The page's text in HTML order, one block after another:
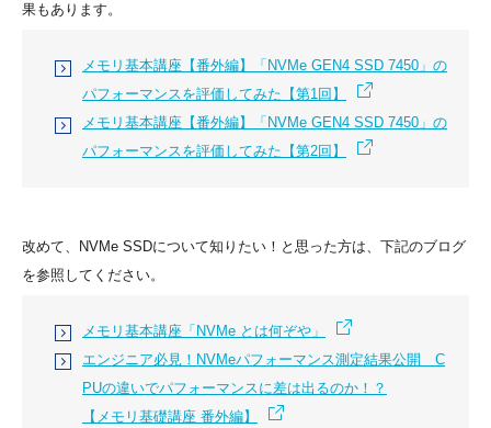
果もあります。
メモリ基本講座【番外編】「NVMe GEN4 SSD 7450」の
パフォーマンスを評価してみた【第1回】
メモリ基本講座【番外編】「NVMe GEN4 SSD 7450」の
パフォーマンスを評価してみた【第2回】
改めて、NVMe SSDについて知りたい！と思った方は、下記のブログ
を参照してください。
メモリ基本講座「NVMe とは何ぞや」
エンジニア必見！NVMeパフォーマンス測定結果公開 C
PUの違いでパフォーマンスに差は出るのか！？
【メモリ基礎講座 番外編】